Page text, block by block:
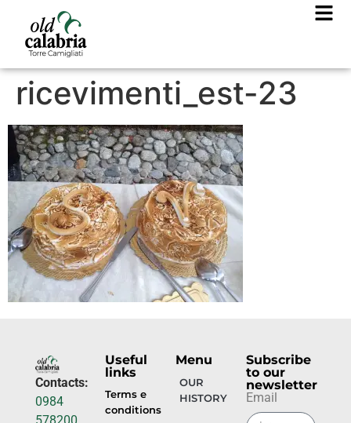
ricevimenti_est-23
Contacts:
0984
Useful
links
Terms e
conditions
Menu
OUR
HISTORY
Subscribe
to our
newsletter
Email